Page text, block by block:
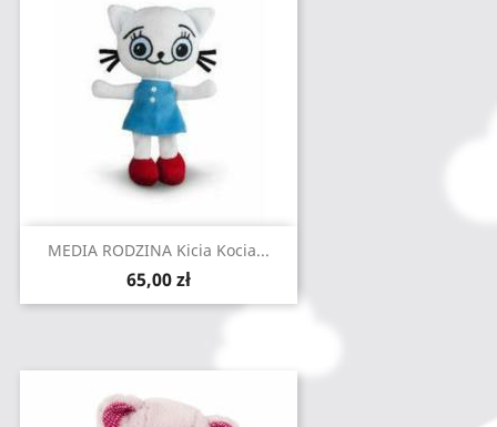
MEDIA RODZINA Kicia Kocia...
Cena
65,00 zł